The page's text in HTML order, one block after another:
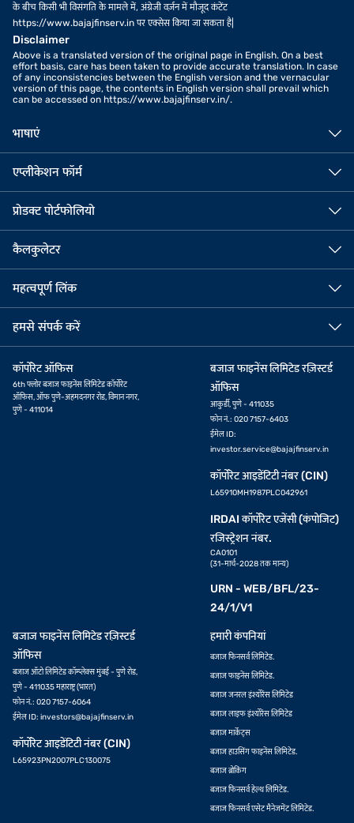
के बीच किसी भी विसंगति के मामले में, अंग्रेजी वर्ज़न में मौजूद कंटेंट
https://www.bajajfinserv.in पर एक्सेस किया जा सकता है|
Disclaimer
Above is a translated version of the original page in English. On a best
effort basis, care has been taken to provide accurate translation. In case
of any inconsistencies between the English version and the vernacular
version of this page, the contents in English version shall prevail which
can be accessed on https://www.bajajfinserv.in/.
भाषाएं
एप्लीकेशन फॉर्म
प्रोडक्ट पोर्टफोलियो
कैलकुलेटर
महत्वपूर्ण लिंक
हमसे संपर्क करें
कॉर्पोरेट ऑफिस
6th फ्लोर बजाज फाइनेंस लिमिटेड कॉर्पोरेट
ऑफिस, ऑफ पुणे-अहमदनगर रोड, विमान नगर,
पुणे - 411014
बजाज फाइनेंस लिमिटेड रज़िस्टर्ड
ऑफिस
आकुर्डी, पुणे - 411035
फोन नं.: 020 7157-6403
ईमेल ID:
investor.service@bajajfinserv.in
कॉर्पोरेट आइडेंटिटी नंबर (CIN)
L65910MH1987PLC042961
IRDAI कॉर्पोरेट एजेंसी (कंपोजिट)
रजिस्ट्रेशन नंबर.
CA0101
(31-मार्च-2028 तक मान्य)
URN - WEB/BFL/23-
24/1/V1
बजाज फाइनेंस लिमिटेड रज़िस्टर्ड
ऑफिस
बजाज ऑटो लिमिटेड कॉम्प्लेक्स मुंबई - पुणे रोड,
पुणे - 411035 महाराष्ट्र (भारत)
फोन नं.: 020 7157-6064
ईमेल ID: investors@bajajfinserv.in
कॉर्पोरेट आइडेंटिटी नंबर (CIN)
L65923PN2007PLC130075
हमारी कंपनियां
बजाज फिनसर्व लिमिटेड.
बजाज फाइनेंस लिमिटेड.
बजाज जनरल इंश्योरेंस लिमिटेड
बजाज लाइफ इंश्योरेंस लिमिटेड
बजाज मार्केट्स
बजाज हाउसिंग फाइनेंस लिमिटेड.
बजाज ब्रोकिंग
बजाज फिनसर्व हेल्थ लिमिटेड.
बजाज फिनसर्व एसेट मैनेजमेंट लिमिटेड.